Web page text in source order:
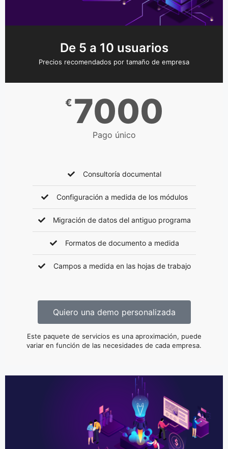
De 5 a 10 usuarios
Precios recomendados por tamaño de empresa
€ 7000
Pago único
Consultoría documental
Configuración a medida de los módulos
Migración de datos del antiguo programa
Formatos de documento a medida
Campos a medida en las hojas de trabajo
Quiero una demo personalizada
Este paquete de servicios es una aproximación, puede
variar en función de las necesidades de cada empresa.